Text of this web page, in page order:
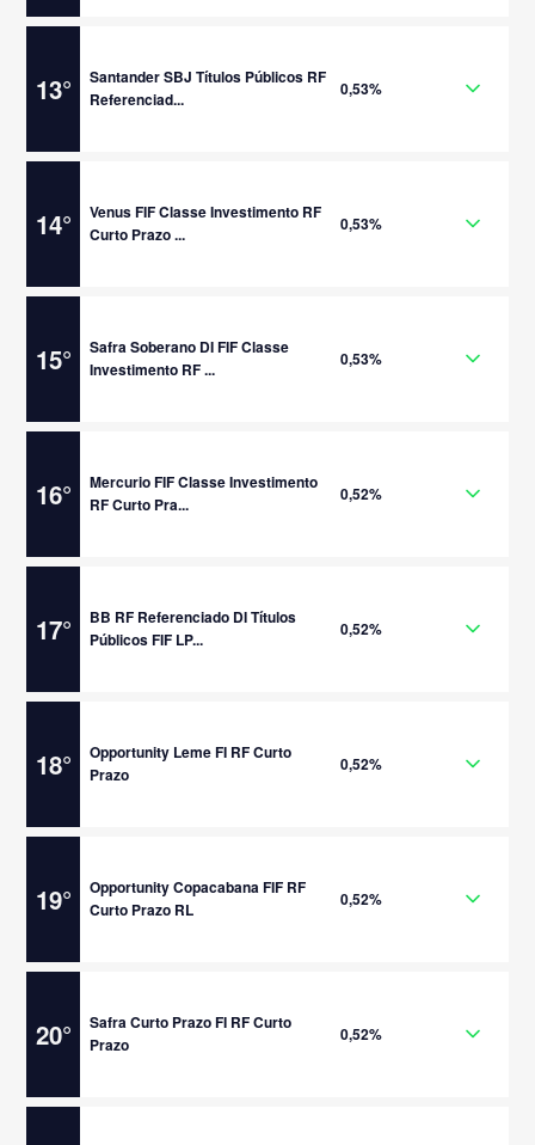
13°
Santander SBJ Títulos Públicos RF
Referenciad...
0,53%
14°
Venus FIF Classe Investimento RF
Curto Prazo ...
0,53%
15°
Safra Soberano DI FIF Classe
Investimento RF ...
0,53%
16°
Mercurio FIF Classe Investimento
RF Curto Pra...
0,52%
17°
BB RF Referenciado DI Títulos
Públicos FIF LP...
0,52%
18°
Opportunity Leme FI RF Curto
Prazo
0,52%
19°
Opportunity Copacabana FIF RF
Curto Prazo RL
0,52%
20°
Safra Curto Prazo FI RF Curto
Prazo
0,52%